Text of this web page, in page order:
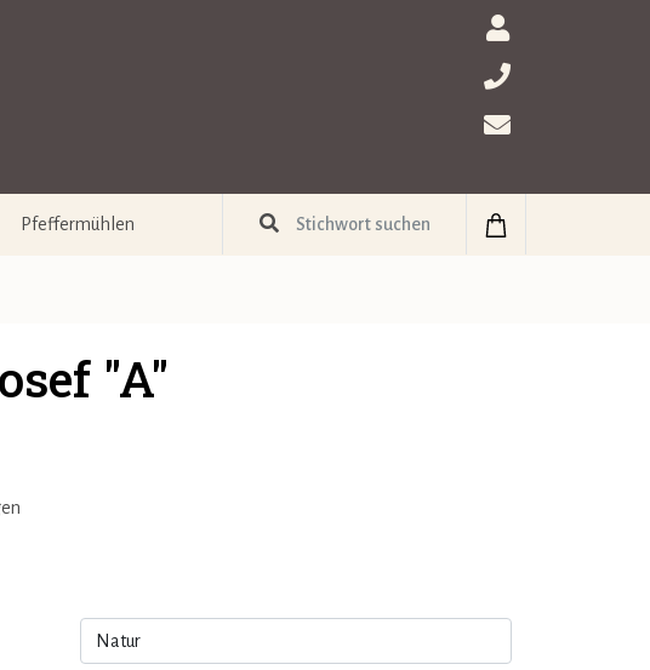
Pfeffermühlen
"A"